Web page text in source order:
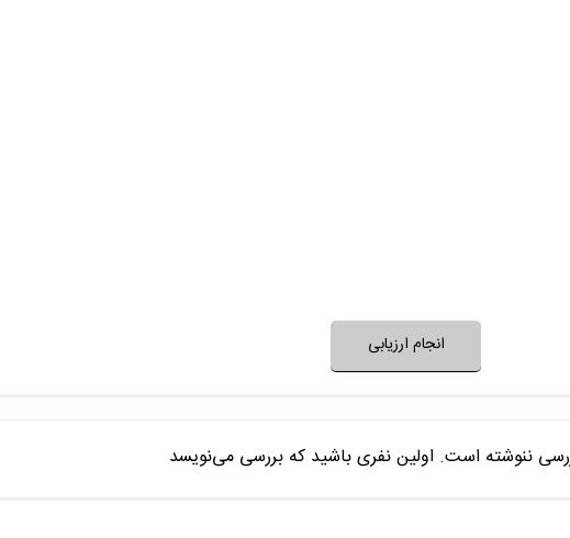
انجام ارزیابی
ننوشته است. اولین نفری باشید که بررسی می‌نویسد